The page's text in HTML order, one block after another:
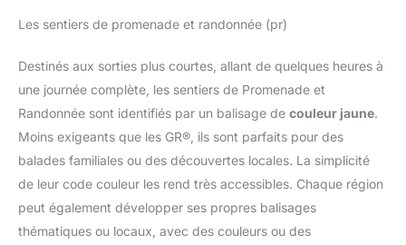
Les sentiers de promenade et randonnée (pr)
Destinés aux sorties plus courtes, allant de quelques heures à
une journée complète, les sentiers de Promenade et
Randonnée sont identifiés par un balisage de couleur jaune.
Moins exigeants que les GR®, ils sont parfaits pour des
balades familiales ou des découvertes locales. La simplicité
de leur code couleur les rend très accessibles. Chaque région
peut également développer ses propres balisages
thématiques ou locaux, avec des couleurs ou des